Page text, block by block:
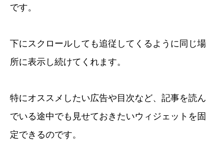
です。
下にスクロールしても追従してくるように同じ場
所に表示し続けてくれます。
特にオススメしたい広告や目次など、記事を読ん
でいる途中でも見せておきたいウィジェットを固
定できるのです。